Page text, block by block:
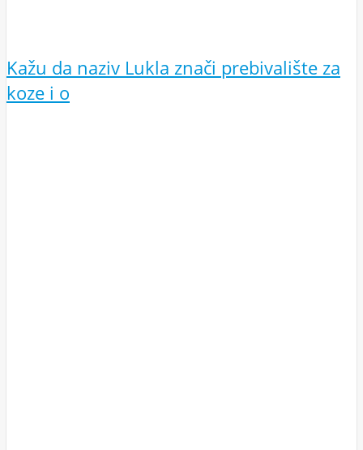
Kažu da naziv Lukla znači prebivalište za
koze i o